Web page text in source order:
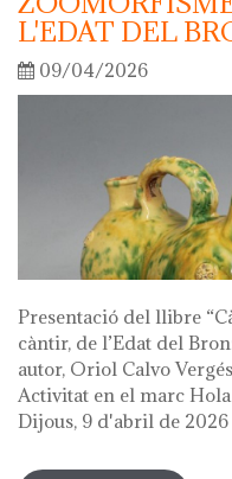
L'EDAT DEL
09/04/2026
Presentació del llibre
càntir, de l’Edat del
autor, Oriol Calvo
Activitat en el marc
Dijous, 9 d'abril de